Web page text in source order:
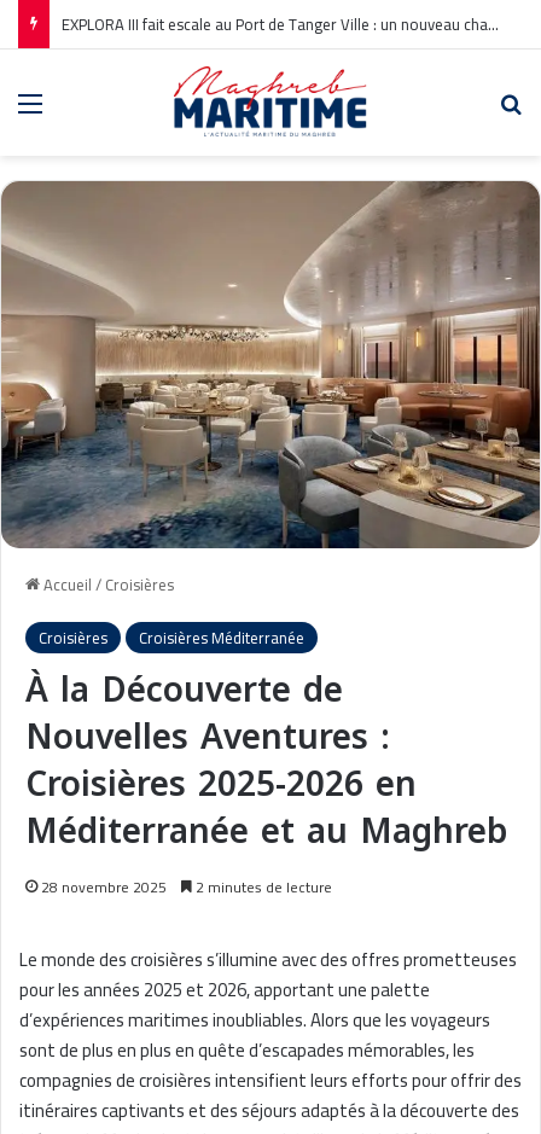
EXPLORA III fait escale au Port de Tanger Ville : un nouveau chapitre pour la croisière en Méditerranée
Accueil/Croisières
Croisières
Croisières Méditerranée
À la Découverte de
Nouvelles Aventures :
Croisières 2025-2026 en
Méditerranée et au Maghreb
28 novembre 2025 2 minutes de lecture
Le monde des croisières s’illumine avec des offres prometteuses
pour les années 2025 et 2026, apportant une palette
d’expériences maritimes inoubliables. Alors que les voyageurs
sont de plus en plus en quête d’escapades mémorables, les
compagnies de croisières intensifient leurs efforts pour offrir des
itinéraires captivants et des séjours adaptés à la découverte des